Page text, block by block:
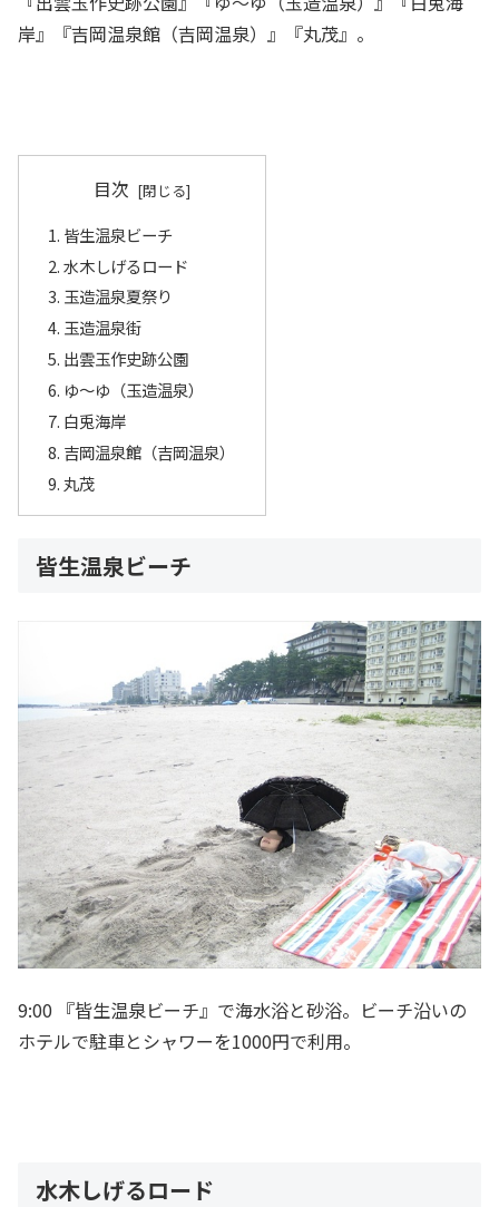
岸』『吉岡温泉館（吉岡温泉）』『丸茂』。
目次
皆生温泉ビーチ
水木しげるロード
玉造温泉夏祭り
玉造温泉街
出雲玉作史跡公園
ゆ～ゆ（玉造温泉）
白兎海岸
吉岡温泉館（吉岡温泉）
丸茂
皆生温泉ビーチ
9:00 『皆生温泉ビーチ』で海水浴と砂浴。ビーチ沿いの
ホテルで駐車とシャワーを1000円で利用。
水木しげるロード